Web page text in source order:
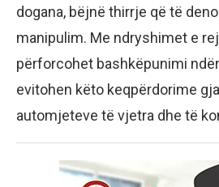
dogana, bëjnë thirrje që të
manipulim. Me ndryshimet e
përforcohet bashkëpunimi
evitohen këto keqpërdorime
automjeteve të vjetra dhe të